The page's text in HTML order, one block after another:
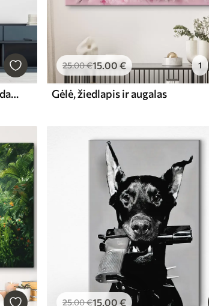
Aukštos palmių medžiai vakaro dangaus fone
25.00€15.00 € 1
Gėlė, žiedlapis ir augalas
25.00€15 .00 €